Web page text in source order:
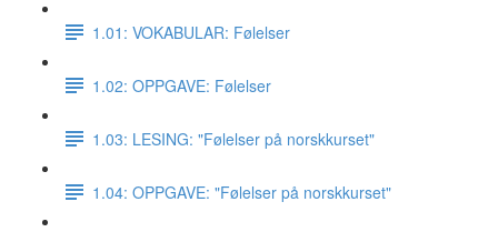
1.01: VOKABULAR: Følelser
1.02: OPPGAVE: Følelser
1.03: LESING: "Følelser på norskkurset"
1.04: OPPGAVE: "Følelser på norskkurset"